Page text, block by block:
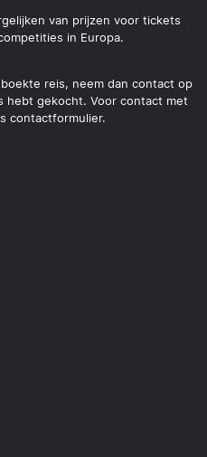
van prijzen voor tickets
in Europa.
reis, neem dan contact op
hebt gekocht. Voor contact met
contactformulier.